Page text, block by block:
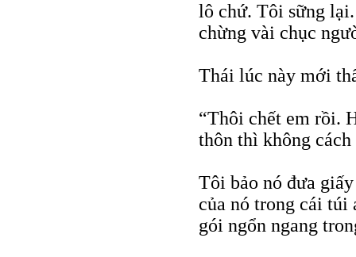
lô chứ. Tôi sững
chừng vài chục
Thái lúc này mới
“Thôi chết em rồi.
thôn thì không
Tôi bảo nó đưa
của nó trong cái túi
gói ngổn ngang